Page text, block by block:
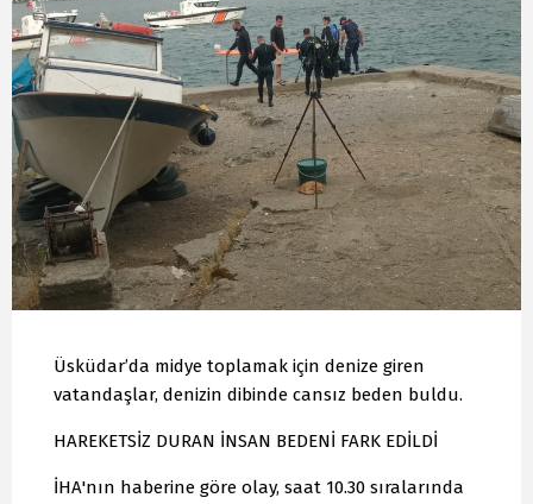
Üsküdar’da midye toplamak için denize giren
vatandaşlar, denizin dibinde cansız beden buldu.
HAREKETSİZ DURAN İNSAN BEDENİ FARK EDİLDİ
İHA'nın haberine göre olay, saat 10.30 sıralarında